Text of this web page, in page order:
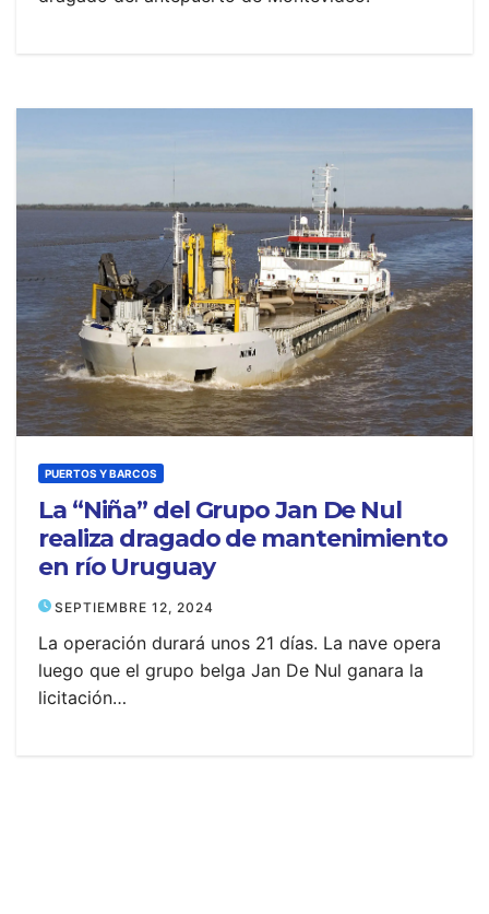
PUERTOS Y BARCOS
La “Niña” del Grupo Jan De Nul
realiza dragado de mantenimiento
en río Uruguay
SEPTIEMBRE 12, 2024
La operación durará unos 21 días. La nave opera
luego que el grupo belga Jan De Nul ganara la
licitación…